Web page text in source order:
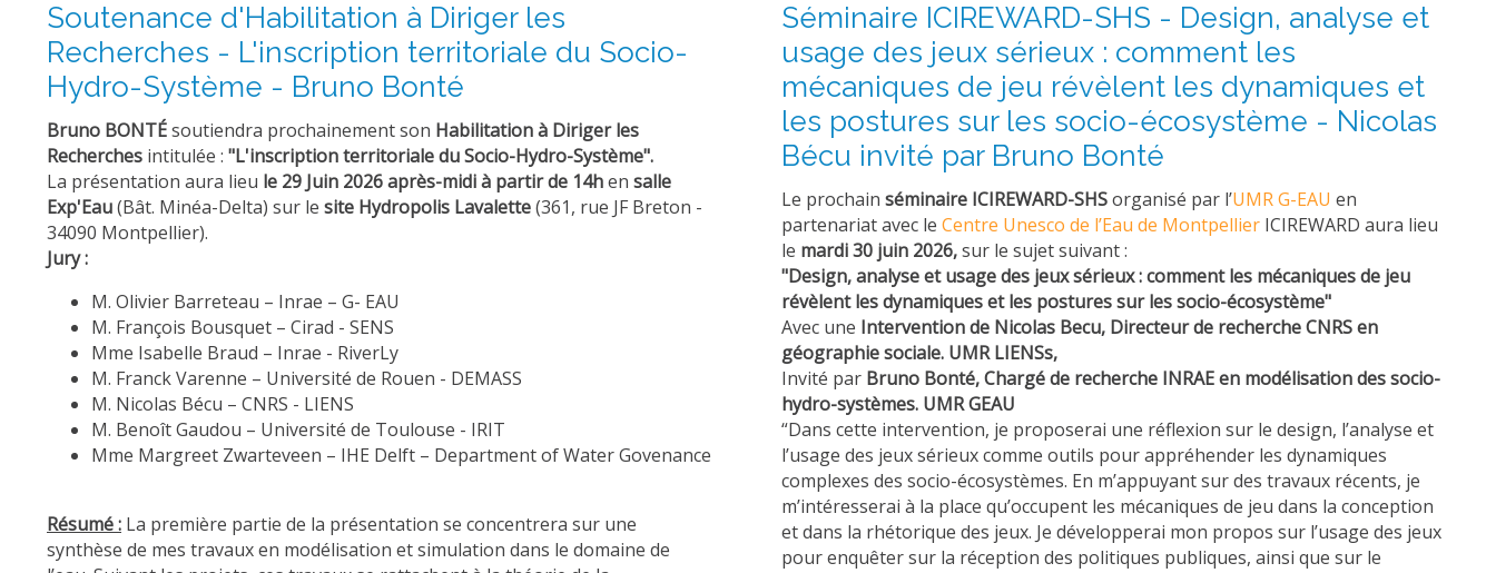
Soutenance d'Habilitation à Diriger les
Recherches - L'inscription territoriale du Socio-
Hydro-Système - Bruno Bonté
Bruno BONTÉsoutiendra prochainement son Habilitation à Diriger les
Recherches intitulée : "L'inscription territoriale du Socio-Hydro-Système".
La présentation aura lieu le 29 Juin 2026 après-midi à partir de 14hen salle
Exp'Eau(Bât. Minéa-Delta) sur le site Hydropolis Lavalette(361, rue JF Breton -
34090 Montpellier).
Jury :
M. Olivier Barreteau – Inrae – G- EAU
M. François Bousquet – Cirad - SENS
Mme Isabelle Braud – Inrae - RiverLy
M. Franck Varenne – Université de Rouen - DEMASS
M. Nicolas Bécu – CNRS - LIENS
M. Benoît Gaudou – Université de Toulouse - IRIT
Mme Margreet Zwarteveen – IHE Delft – Department of Water Govenance
Résumé : La première partie de la présentation se concentrera sur une
synthèse de mes travaux en modélisation et simulation dans le domaine de
Séminaire ICIREWARD-SHS - Design, analyse et
usage des jeux sérieux : comment les
mécaniques de jeu révèlent les dynamiques et
les postures sur les socio-écosystème - Nicolas
Bécu invité par Bruno Bonté
Le prochain séminaire ICIREWARD-SHSorganisé par l’UMR G-EAU en
partenariat avec le Centre Unesco de l’Eau de Montpellier ICIREWARD aura lieu
le mardi 30 juin 2026,sur le sujet suivant :
"Design, analyse et usage des jeux sérieux : comment les mécaniques de jeu
révèlent les dynamiques et les postures sur les socio-écosystème"
Avec une Intervention de Nicolas Becu, Directeur de recherche CNRS en
géographie sociale. UMR LIENSs,
Invité par Bruno Bonté,Chargé de recherche INRAE en modélisation des socio-
hydro-systèmes. UMR GEAU
“Dans cette intervention, je proposerai une réflexion sur le design, l’analyse et
l’usage des jeux sérieux comme outils pour appréhender les dynamiques
complexes des socio-écosystèmes. En m’appuyant sur des travaux récents, je
m’intéresserai à la place qu’occupent les mécaniques de jeu dans la conception
et dans la rhétorique des jeux. Je développerai mon propos sur l’usage des jeux
pour enquêter sur la réception des politiques publiques, ainsi que sur le